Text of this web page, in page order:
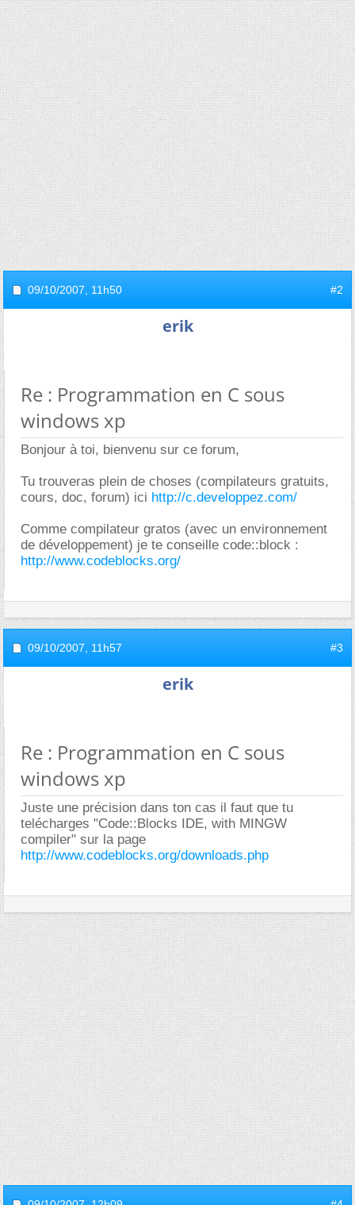
09/10/2007, 11h50 #2
erik
Re : Programmation en C sous
windows xp
Bonjour à toi, bienvenu sur ce forum,
Tu trouveras plein de choses (compilateurs gratuits,
cours, doc, forum) ici http://c.developpez.com/
Comme compilateur gratos (avec un environnement
de développement) je te conseille code::block :
http://www.codeblocks.org/
09/10/2007, 11h57 #3
erik
Re : Programmation en C sous
windows xp
Juste une précision dans ton cas il faut que tu
telécharges "Code::Blocks IDE, with MINGW
compiler" sur la page
http://www.codeblocks.org/downloads.php